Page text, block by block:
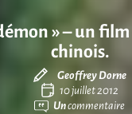
» – un
chinois.
Geoffrey Dorne
10 juillet 2012
Uncommentaire